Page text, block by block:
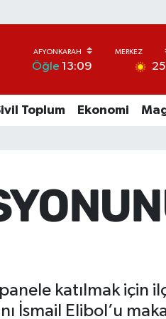
Öğle 13:09 25
Toplum Ekonomi
katılmak için
İsmail Elibol’u